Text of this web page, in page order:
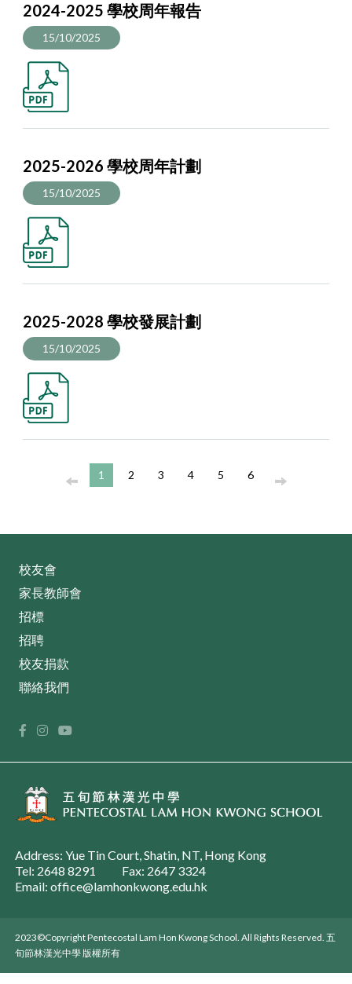
2024-2025 學校周年報告
15/10/2025
2025-2026 學校周年計劃
15/10/2025
2025-2028 學校發展計劃
15/10/2025
1 2 3 4 5 6
校友會
家長教師會
招標
招聘
校友捐款
聯絡我們
Address: Yue Tin Court, Shatin, NT, Hong Kong
Tel: 2648 8291
Fax: 2647 3324
Email: office@lamhonkwong.edu.hk
2023©Copyright Pentecostal Lam Hon Kwong School. All Rights Reserved. 五
旬節林漢光中學 版權所有